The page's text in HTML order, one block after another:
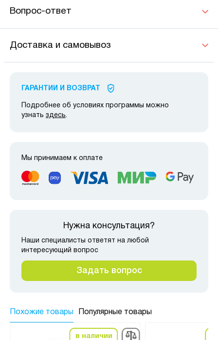
Вопрос-ответ
Доставка и самовывоз
ГАРАНТИИ И ВОЗВРАТ
Подробнее об условиях программы можно
узнать здесь.
Мы принимаем к оплате
Нужна консультация?
Наши специалисты ответят на любой
интересующий вопрос
Задать вопрос
Похожие товары Популярные товары
в наличии